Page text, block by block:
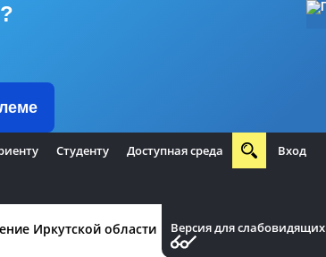
Студенту Доступная среда Вход
Иркутской области Версия для слабовидящих